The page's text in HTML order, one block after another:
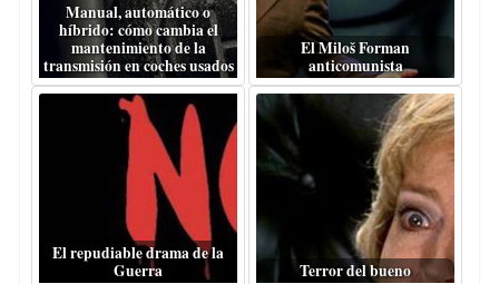
Manual, automático o
híbrido: cómo cambia el
mantenimiento de la
transmisión en coches usados
El Miloš Forman
anticomunista
El repudiable drama de la
Guerra
Terror del bueno